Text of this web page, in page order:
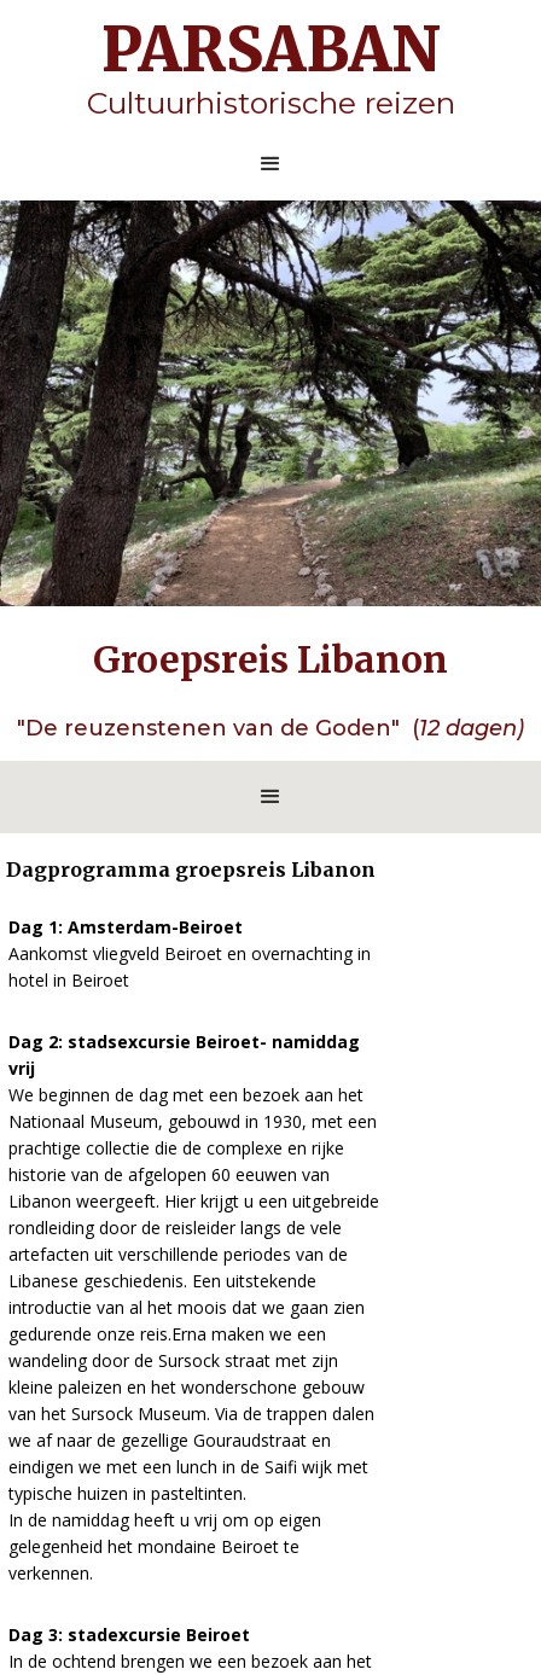
PARSABAN
Cultuurhistorische reizen
Groepsreis Libanon
"De reuzenstenen van de Goden" (12 dagen)
Dagprogramma groepsreis Libanon
Dag 1: Amsterdam-Beiroet
Aankomst vliegveld Beiroet en overnachting in
hotel in Beiroet
Dag 2: stadsexcursie Beiroet- namiddag
vrij
We beginnen de dag met een bezoek aan het
Nationaal Museum, gebouwd in 1930, met een
prachtige collectie die de complexe en rijke
historie van de afgelopen 60 eeuwen van
Libanon weergeeft. Hier krijgt u een uitgebreide
rondleiding door de reisleider langs de vele
artefacten uit verschillende periodes van de
Libanese geschiedenis. Een uitstekende
introductie van al het moois dat we gaan zien
gedurende onze reis.Erna maken we een
wandeling door de Sursock straat met zijn
kleine paleizen en het wonderschone gebouw
van het Sursock Museum. Via de trappen dalen
we af naar de gezellige Gouraudstraat en
eindigen we met een lunch in de Saifi wijk met
typische huizen in pasteltinten.
In de namiddag heeft u vrij om op eigen
gelegenheid het mondaine Beiroet te
verkennen.
Dag 3: stadexcursie Beiroet
In de ochtend brengen we een bezoek aan het